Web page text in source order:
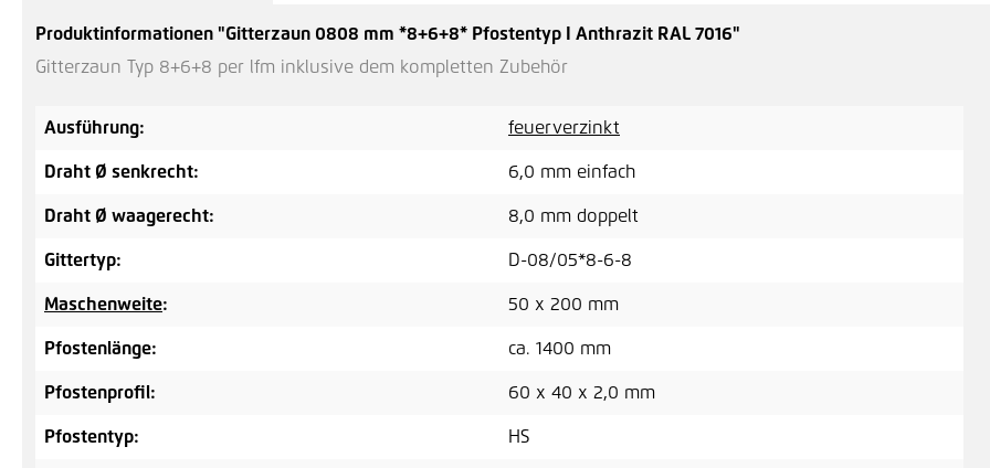
Produktinformationen "Gitterzaun 0808 mm *8+6+8* Pfostentyp I Anthrazit RAL 7016"
Gitterzaun Typ 8+6+8 per lfm inklusive dem kompletten Zubehör
Ausführung: feuerverzinkt
Draht Ø senkrecht: 6,0 mm einfach
Draht Ø waagerecht: 8,0 mm doppelt
Gittertyp: D-08/05*8-6-8
Maschenweite: 50 x 200 mm
Pfostenlänge: ca. 1400 mm
Pfostenprofil: 60 x 40 x 2,0 mm
Pfostentyp: HS